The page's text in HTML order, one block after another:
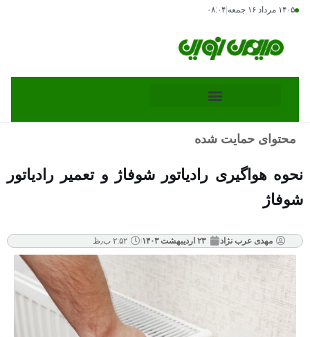
۱۴۰۵ مرداد ۱۶ جمعه ۰۸:۰۴
محتوای حمایت شده
نحوه هواگیری رادیاتور شوفاژ و تعمیر رادیاتور
شوفاژ
مهدی عرب نژاد ۲۳ اردیبهشت ۱۴۰۳ ۲:۵۲ ب٫ظ